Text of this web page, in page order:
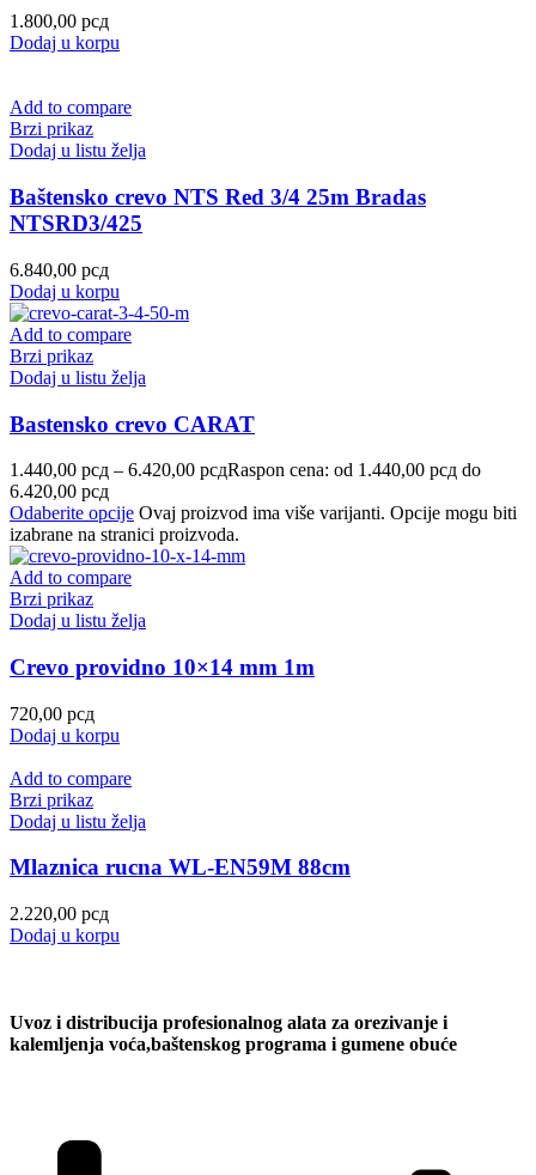
1.800,00 рсд
Dodaj u korpu
Add to compare
Brzi prikaz
Dodaj u listu želja
Baštensko crevo NTS Red 3/4 25m Bradas
NTSRD3/425
6.840,00 рсд
Dodaj u korpu
Add to compare
Brzi prikaz
Dodaj u listu želja
Bastensko crevo CARAT
1.440,00 рсд – 6.420,00 рсдRaspon cena: od 1.440,00 рсд do
6.420,00 рсд
Odaberite opcije Ovaj proizvod ima više varijanti. Opcije mogu biti
izabrane na stranici proizvoda.
Add to compare
Brzi prikaz
Dodaj u listu želja
Crevo providno 10×14 mm 1m
720,00 рсд
Dodaj u korpu
Add to compare
Brzi prikaz
Dodaj u listu želja
Mlaznica rucna WL-EN59M 88cm
2.220,00 рсд
Dodaj u korpu
Uvoz i distribucija profesionalnog alata za orezivanje i
kalemljenja voća,baštenskog programa i gumene obuće